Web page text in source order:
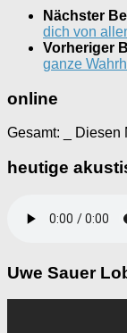
Nächster
dich von
Vorheriger
ganze
online
Gesamt: Diesen
heutige
Uwe Sauer